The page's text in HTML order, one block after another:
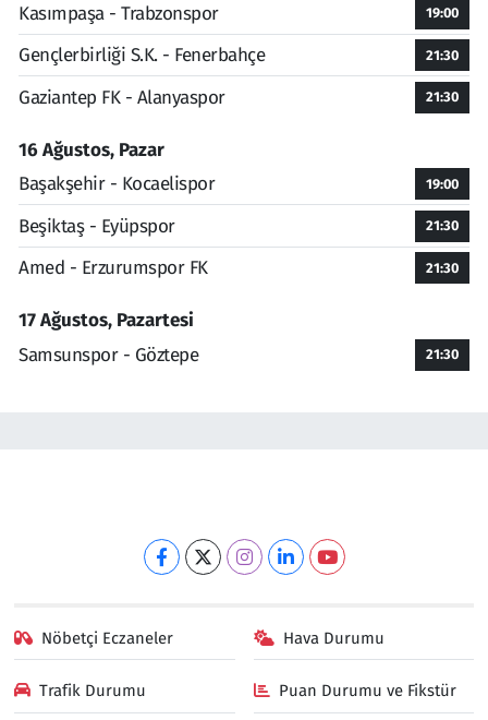
Kasımpaşa - Trabzonspor 19:00
Gençlerbirliği S.K. - Fenerbahçe 21:30
Gaziantep FK - Alanyaspor 21:30
16 Ağustos, Pazar
Başakşehir - Kocaelispor
19:00
Beşiktaş - Eyüpspor 21:30
Amed - Erzurumspor FK 21:30
17 Ağustos, Pazartesi
Samsunspor - Göztepe
21:30
Nöbetçi Eczaneler Hava Durumu
Trafik Durumu Puan Durumu ve Fikstür